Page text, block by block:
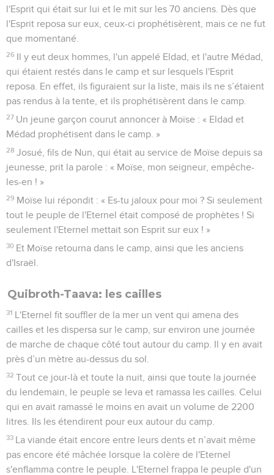
l'Esprit qui était sur lui et le mit sur les 70 anciens. Dès que
l'Esprit reposa sur eux, ceux-ci prophétisèrent, mais ce ne fut
que momentané.
26 Il y eut deux hommes, l'un appelé Eldad, et l'autre Médad,
qui étaient restés dans le camp et sur lesquels l'Esprit
reposa. En effet, ils figuraient sur la liste, mais ils ne s’étaient
pas rendus à la tente, et ils prophétisèrent dans le camp.
27 Un jeune garçon courut annoncer à Moïse : « Eldad et
Médad prophétisent dans le camp. »
28 Josué, fils de Nun, qui était au service de Moïse depuis sa
jeunesse, prit la parole : « Moïse, mon seigneur, empêche-
les-en ! »
29 Moïse lui répondit : « Es-tu jaloux pour moi ? Si seulement
tout le peuple de l'Eternel était composé de prophètes ! Si
seulement l'Eternel mettait son Esprit sur eux ! »
30 Et Moïse retourna dans le camp, ainsi que les anciens
d'Israël.
Quibroth-Taava: les cailles
31 L'Eternel fit souffler de la mer un vent qui amena des
cailles et les dispersa sur le camp, sur environ une journée
de marche de chaque côté tout autour du camp. Il y en avait
près d’un mètre au-dessus du sol.
32 Tout ce jour-là et toute la nuit, ainsi que toute la journée
du lendemain, le peuple se leva et ramassa les cailles. Celui
qui en avait ramassé le moins en avait un volume de 2200
litres. Ils les étendirent pour eux autour du camp.
33 La viande était encore entre leurs dents et n’avait même
pas encore été mâchée lorsque la colère de l'Eternel
s'enflamma contre le peuple. L'Eternel frappa le peuple d'un